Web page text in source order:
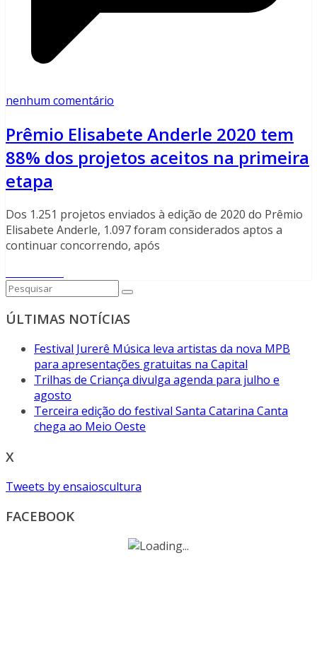
nenhum comentário
Prêmio Elisabete Anderle 2020 tem
88% dos projetos aceitos na primeira
etapa
Dos 1.251 projetos enviados à edição de 2020 do Prêmio
Elisabete Anderle, 1.097 foram considerados aptos a
continuar concorrendo, após
ÚLTIMAS NOTÍCIAS
Festival Jurerê Música leva artistas da nova MPB
para apresentações gratuitas na Capital
Trilhas de Criança divulga agenda para julho e
agosto
Terceira edição do festival Santa Catarina Canta
chega ao Meio Oeste
X
Tweets by ensaioscultura
FACEBOOK